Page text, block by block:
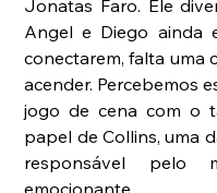
Jonatas Faro. Ele
Angel e Diego ainda
conectarem, falta uma
acender. Percebemos
jogo de cena com o
papel de Collins, uma
responsável pelo
emocionante.